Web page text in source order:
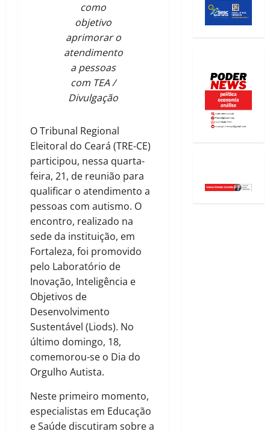
como
objetivo
aprimorar o
atendimento
a pessoas
com TEA /
Divulgação
O Tribunal Regional
Eleitoral do Ceará (TRE-CE)
participou, nessa quarta-
feira, 21, de reunião para
qualificar o atendimento a
pessoas com autismo. O
encontro, realizado na
sede da instituição, em
Fortaleza, foi promovido
pelo Laboratório de
Inovação, Inteligência e
Objetivos de
Desenvolvimento
Sustentável (Liods). No
último domingo, 18,
comemorou-se o Dia do
Orgulho Autista.
Neste primeiro momento,
especialistas em Educação
e Saúde discutiram sobre a